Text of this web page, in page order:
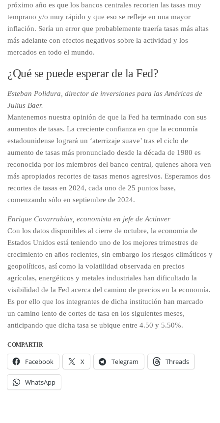
próximo año es que los bancos centrales recorten las tasas muy
temprano y/o muy rápido y que eso se refleje en una mayor
inflación. Sería un error que probablemente traería tasas más altas
más adelante con efectos negativos sobre la actividad y los
mercados en todo el mundo.
¿Qué se puede esperar de la Fed?
Esteban Polidura, director de inversiones para las Américas de
Julius Baer.
Mantenemos nuestra opinión de que la Fed ha terminado con sus
aumentos de tasas. La creciente confianza en que la economía
estadounidense logrará un ‘aterrizaje suave’ tras el ciclo de
aumento de tasas más pronunciado desde la década de 1980 es
reconocida por los miembros del banco central, quienes ahora ven
más apropiados recortes de tasas menos agresivos. Esperamos dos
recortes de tasas en 2024, cada uno de 25 puntos base,
comenzando sólo en septiembre de 2024.
Enrique Covarrubias, economista en jefe de Actinver
Con los datos disponibles al cierre de octubre, la economía de
Estados Unidos está teniendo uno de los mejores trimestres de
crecimiento en años recientes, sin embargo los riesgos climáticos y
geopolíticos, así como la volatilidad observada en precios
agrícolas, energéticos y metales industriales han dificultado la
visibilidad de la Fed acerca del camino de precios en la economía.
Es por ello que los integrantes de dicha institución han marcado
un camino lento de cortes de tasa en los siguientes meses,
anticipando que dicha tasa se ubique entre 4.50 y 5.50%.
COMPARTIR
Facebook X Telegram Threads
WhatsApp